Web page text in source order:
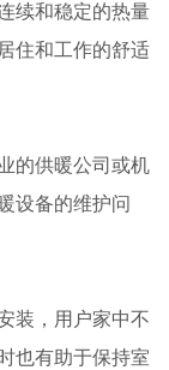
续和稳定的热量
住和工作的舒适
的供暖公司或机
设备的维护问
，用户家中不
也有助于保持室